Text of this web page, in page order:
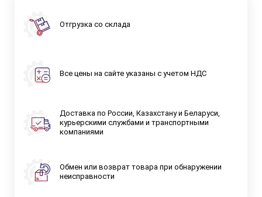
Отгрузка со склада
Все цены на сайте указаны с учетом НДС
Доставка по России, Казахстану и Беларуси,
курьерскими службами и транспортными
компаниями
Обмен или возврат товара при обнаружении
неисправности